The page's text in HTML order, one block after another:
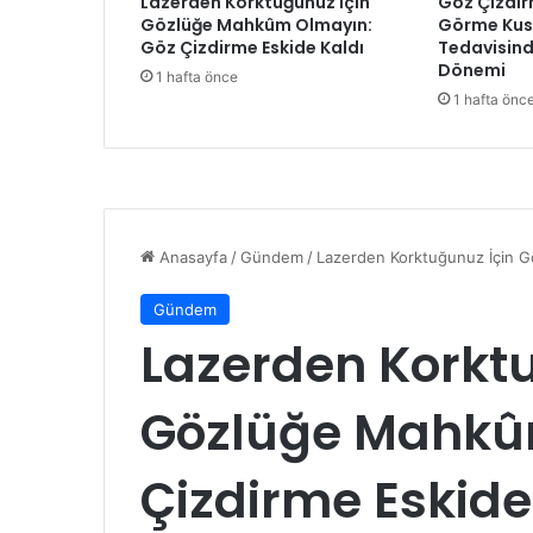
ı
t
o
p
a
d
a
t
Gözlüğe Mahkûm Olmayın:
Göz Çizdirme Eskide Kaldı
1 hafta önce
Görme
Dönemi
1 hafta